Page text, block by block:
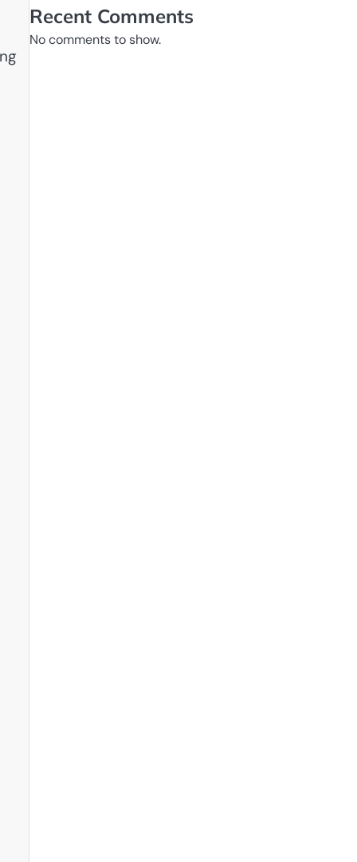
Recent Comments
No comments to show.